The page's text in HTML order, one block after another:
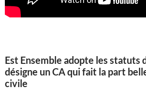
Est Ensemble adopte les statuts
désigne un CA qui fait la part
civile